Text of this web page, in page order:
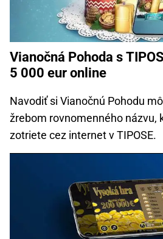
Vianočná Pohoda s
5 000 eur online
Navodiť si Vianočnú Pohodu
žrebom rovnomenného názvu,
zotriete cez internet v TIPOSE.